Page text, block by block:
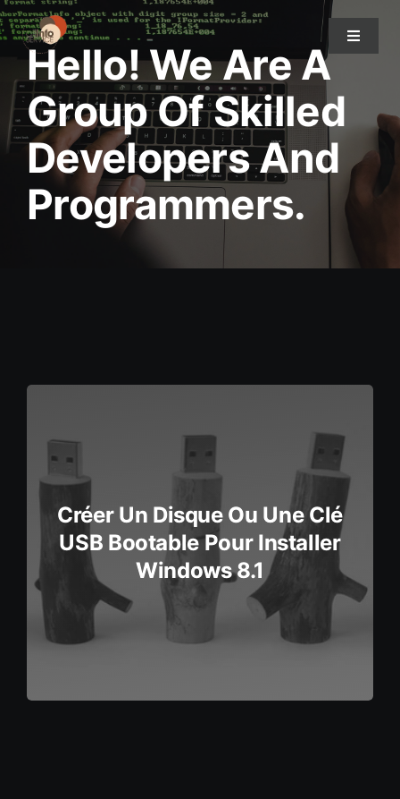
Passer
au
contenu
Toggle
A propos de nous
Nos services
Nos projets
Hello! We Are A
Group Of Skilled
Developers And
Programmers.
Créer Un Disque Ou Une Clé
USB Bootable Pour Installer
Windows 8.1